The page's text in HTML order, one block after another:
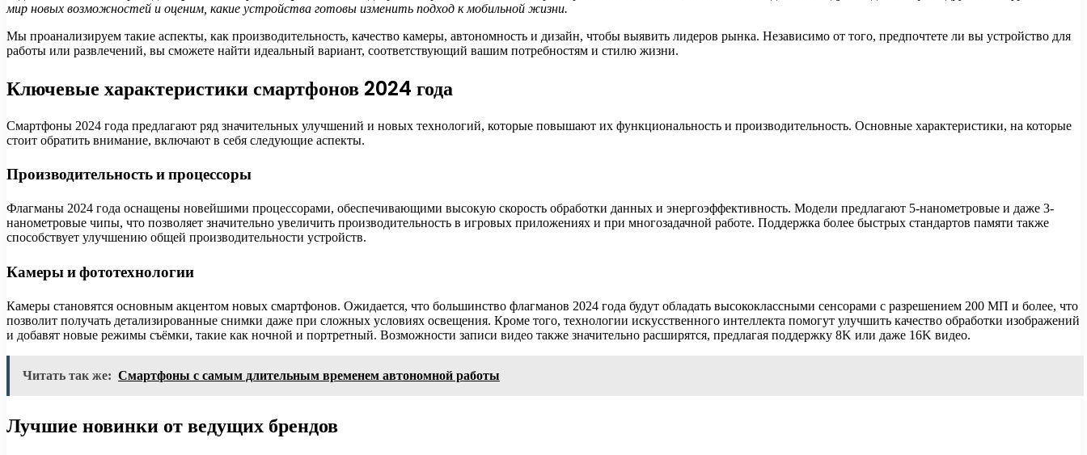
мир новых возможностей и оценим, какие устройства готовы изменить подход к мобильной жизни.
Мы проанализируем такие аспекты, как производительность, качество камеры, автономность и дизайн, чтобы выявить лидеров рынка. Независимо от того, предпочтете ли вы устройство для
работы или развлечений, вы сможете найти идеальный вариант, соответствующий вашим потребностям и стилю жизни.
Ключевые характеристики смартфонов 2024 года
Смартфоны 2024 года предлагают ряд значительных улучшений и новых технологий, которые повышают их функциональность и производительность. Основные характеристики, на которые
стоит обратить внимание, включают в себя следующие аспекты.
Производительность и процессоры
Флагманы 2024 года оснащены новейшими процессорами, обеспечивающими высокую скорость обработки данных и энергоэффективность. Модели предлагают 5-нанометровые и даже 3-
нанометровые чипы, что позволяет значительно увеличить производительность в игровых приложениях и при многозадачной работе. Поддержка более быстрых стандартов памяти также
способствует улучшению общей производительности устройств.
Камеры и фототехнологии
Камеры становятся основным акцентом новых смартфонов. Ожидается, что большинство флагманов 2024 года будут обладать высококлассными сенсорами с разрешением 200 МП и более, что
позволит получать детализированные снимки даже при сложных условиях освещения. Кроме того, технологии искусственного интеллекта помогут улучшить качество обработки изображений
и добавят новые режимы съёмки, такие как ночной и портретный. Возможности записи видео также значительно расширятся, предлагая поддержку 8K или даже 16K видео.
Читать так же: Смартфоны с самым длительным временем автономной работы
Лучшие новинки от ведущих брендов